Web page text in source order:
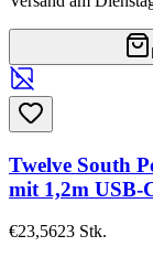
Twelve South
mit 1,2m USB-
€23,5623 Stk.